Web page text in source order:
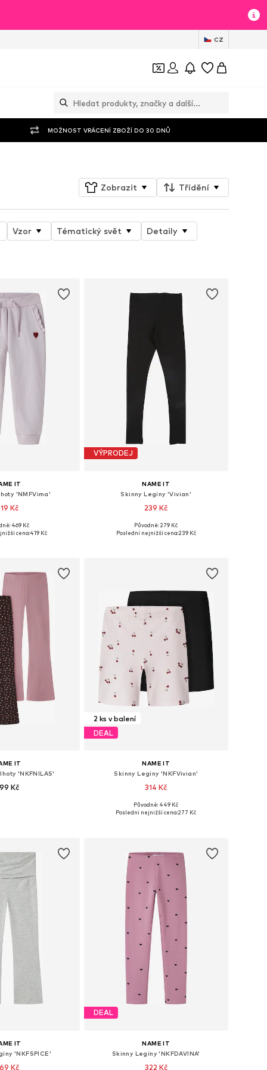
CZ
MOŽNOST VRÁCENÍ ZBOŽÍ DO 30 DNŮ
Zobrazit Třídění
Vzor Tématický svět Detaily
IT
'NMFVima'
Kč
velikostech
469 Kč
cena:419 Kč
VÝPRODEJ
NAME IT
Skinny Legíny 'Vivian'
239 Kč
+3
Dostupné v mnoha velikostech
Původně: 279 Kč
Poslední nejnižší cena:239 Kč
IT
'NKFNILAS'
Kč
2 ks v balení
DEAL
NAME IT
Skinny Legíny 'NKFVivian'
314 Kč
Dostupné v mnoha velikostech
Původně: 449 Kč
Poslední nejnižší cena:277 Kč
IT
'NKFSPICE'
Kč
DEAL
NAME IT
Skinny Legíny 'NKFDAVINA'
322 Kč